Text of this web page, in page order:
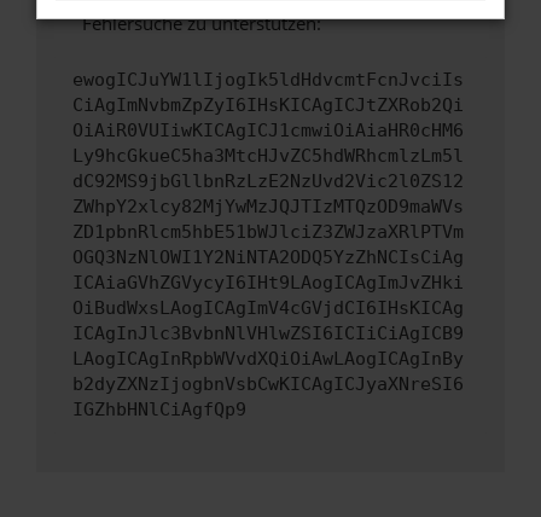
Fehlersuche zu unterstützen:
ewogICJuYW1lIjogIk5ldHdvcmtFcnJvciIs
CiAgImNvbmZpZyI6IHsKICAgICJtZXRob2Qi
OiAiR0VUIiwKICAgICJ1cmwiOiAiaHR0cHM6
Ly9hcGkueC5ha3MtcHJvZC5hdWRhcmlzLm5l
dC92MS9jbGllbnRzLzE2NzUvd2Vic2l0ZS12
ZWhpY2xlcy82MjYwMzJQJTIzMTQzOD9maWVs
ZD1pbnRlcm5hbE51bWJlciZ3ZWJzaXRlPTVm
OGQ3NzNlOWI1Y2NiNTA2ODQ5YzZhNCIsCiAg
ICAiaGVhZGVycyI6IHt9LAogICAgImJvZHki
OiBudWxsLAogICAgImV4cGVjdCI6IHsKICAg
ICAgInJlc3BvbnNlVHlwZSI6ICIiCiAgICB9
LAogICAgInRpbWVvdXQiOiAwLAogICAgInBy
b2dyZXNzIjogbnVsbCwKICAgICJyaXNreSI6
IGZhbHNlCiAgfQp9